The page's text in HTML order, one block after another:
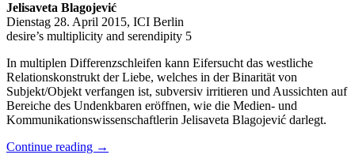
Jelisaveta Blagojević
Dienstag 28. April 2015, ICI Berlin
desire’s multiplicity and serendipity 5
In multiplen Differenzschleifen kann Eifersucht das westliche
Relationskonstrukt der Liebe, welches in der Binarität von
Subjekt/Objekt verfangen ist, subversiv irritieren und Aussichten auf
Bereiche des Undenkbaren eröffnen, wie die Medien- und
Kommunikationswissenschaftlerin Jelisaveta Blagojević darlegt.
Continue reading →